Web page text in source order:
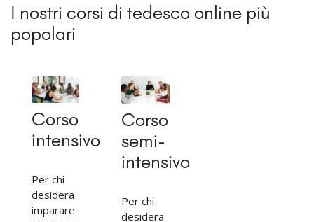
I nostri corsi di tedesco online più
popolari
Corso
intensivo
Per chi
desidera
imparare
Corso
semi-
intensivo
Per chi
desidera